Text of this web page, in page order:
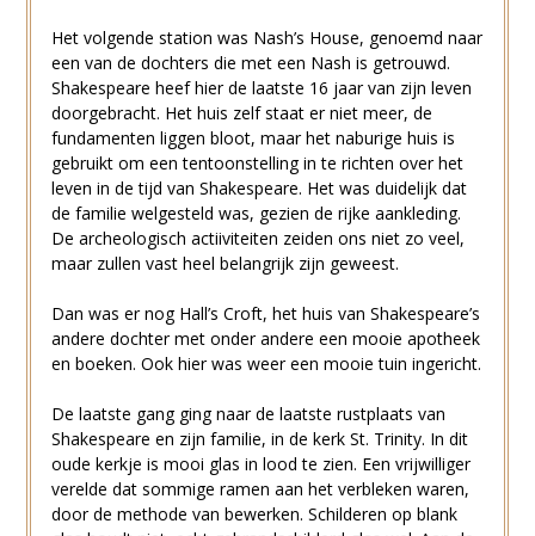
Het volgende station was Nash’s House, genoemd naar
een van de dochters die met een Nash is getrouwd.
Shakespeare heef hier de laatste 16 jaar van zijn leven
doorgebracht. Het huis zelf staat er niet meer, de
fundamenten liggen bloot, maar het naburige huis is
gebruikt om een tentoonstelling in te richten over het
leven in de tijd van Shakespeare. Het was duidelijk dat
de familie welgesteld was, gezien de rijke aankleding.
De archeologisch actiiviteiten zeiden ons niet zo veel,
maar zullen vast heel belangrijk zijn geweest.
Dan was er nog Hall’s Croft, het huis van Shakespeare’s
andere dochter met onder andere een mooie apotheek
en boeken. Ook hier was weer een mooie tuin ingericht.
De laatste gang ging naar de laatste rustplaats van
Shakespeare en zijn familie, in de kerk St. Trinity. In dit
oude kerkje is mooi glas in lood te zien. Een vrijwilliger
verelde dat sommige ramen aan het verbleken waren,
door de methode van bewerken. Schilderen op blank